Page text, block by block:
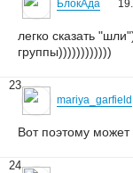
БлокАда
легко сказать
группы))))))))))))
23
mariya_garfield
Вот поэтому
24